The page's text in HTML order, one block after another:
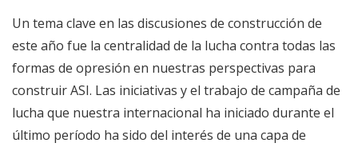
Un tema clave en las discusiones de construcción de
este año fue la centralidad de la lucha contra todas las
formas de opresión en nuestras perspectivas para
construir ASI. Las iniciativas y el trabajo de campaña de
lucha que nuestra internacional ha iniciado durante el
último período ha sido del interés de una capa de